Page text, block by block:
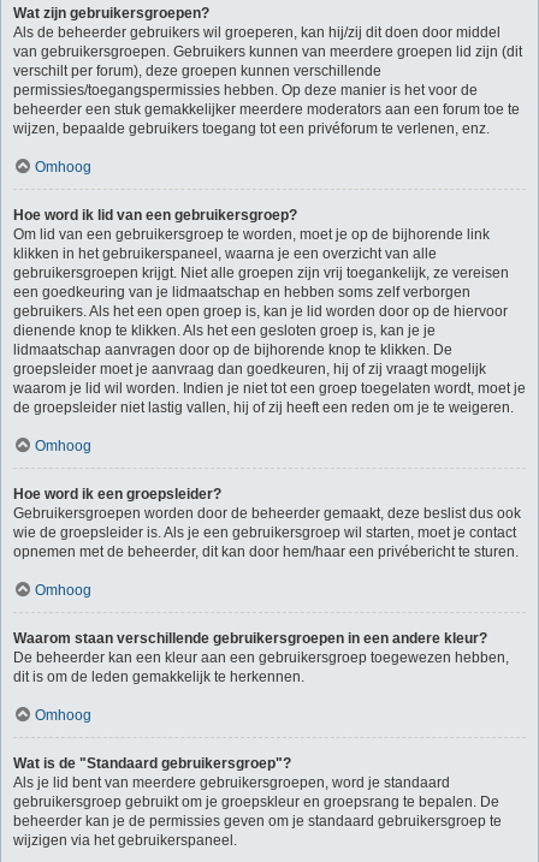
Wat zijn gebruikersgroepen?
Als de beheerder gebruikers wil groeperen, kan hij/zij dit doen door middel
van gebruikersgroepen. Gebruikers kunnen van meerdere groepen lid zijn (dit
verschilt per forum), deze groepen kunnen verschillende
permissies/toegangspermissies hebben. Op deze manier is het voor de
beheerder een stuk gemakkelijker meerdere moderators aan een forum toe te
wijzen, bepaalde gebruikers toegang tot een privéforum te verlenen, enz.
Omhoog
Hoe word ik lid van een gebruikersgroep?
Om lid van een gebruikersgroep te worden, moet je op de bijhorende link
klikken in het gebruikerspaneel, waarna je een overzicht van alle
gebruikersgroepen krijgt. Niet alle groepen zijn vrij toegankelijk, ze vereisen
een goedkeuring van je lidmaatschap en hebben soms zelf verborgen
gebruikers. Als het een open groep is, kan je lid worden door op de hiervoor
dienende knop te klikken. Als het een gesloten groep is, kan je je
lidmaatschap aanvragen door op de bijhorende knop te klikken. De
groepsleider moet je aanvraag dan goedkeuren, hij of zij vraagt mogelijk
waarom je lid wil worden. Indien je niet tot een groep toegelaten wordt, moet je
de groepsleider niet lastig vallen, hij of zij heeft een reden om je te weigeren.
Omhoog
Hoe word ik een groepsleider?
Gebruikersgroepen worden door de beheerder gemaakt, deze beslist dus ook
wie de groepsleider is. Als je een gebruikersgroep wil starten, moet je contact
opnemen met de beheerder, dit kan door hem/haar een privébericht te sturen.
Omhoog
Waarom staan verschillende gebruikersgroepen in een andere kleur?
De beheerder kan een kleur aan een gebruikersgroep toegewezen hebben,
dit is om de leden gemakkelijk te herkennen.
Omhoog
Wat is de "Standaard gebruikersgroep"?
Als je lid bent van meerdere gebruikersgroepen, word je standaard
gebruikersgroep gebruikt om je groepskleur en groepsrang te bepalen. De
beheerder kan je de permissies geven om je standaard gebruikersgroep te
wijzigen via het gebruikerspaneel.